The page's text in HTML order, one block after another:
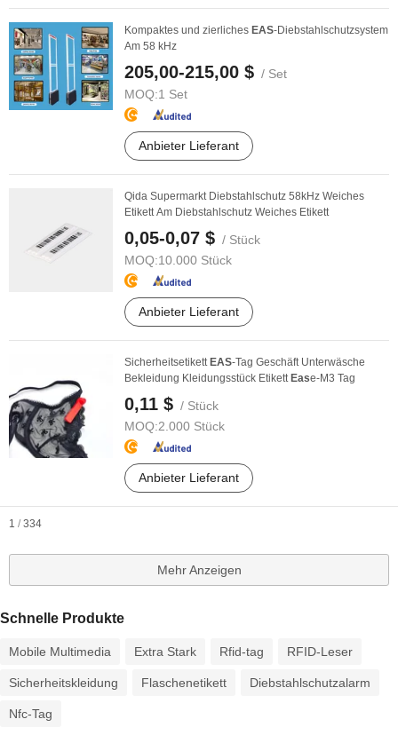
Kompaktes und zierliches EAS-Diebstahlschutzsystem
Am 58 kHz
205,00-215,00 $ / Set
MOQ:1 Set
Anbieter Lieferant
Qida Supermarkt Diebstahlschutz 58kHz Weiches
Etikett Am Diebstahlschutz Weiches Etikett
0,05-0,07 $ / Stück
MOQ:10.000 Stück
Anbieter Lieferant
Sicherheitsetikett EAS-Tag Geschäft Unterwäsche
Bekleidung Kleidungsstück Etikett Ease-M3 Tag
0,11 $ / Stück
MOQ:2.000 Stück
Anbieter Lieferant
1 / 334
Mehr Anzeigen
Schnelle Produkte
Mobile Multimedia Extra Stark Rfid-tag RFID-Leser
Sicherheitskleidung Flaschenetikett Diebstahlschutzalarm
Nfc-Tag